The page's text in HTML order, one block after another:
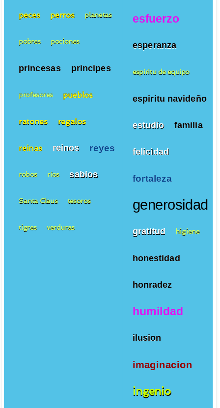
esfuerzo
esperanza
espiritu de equipo
espiritu navideño
estudio familia
felicidad
fortaleza
generosidad
gratitud higiene
honestidad
honradez
humildad
ilusion
imaginacion
ingenio
peces perros planetas
pobres pociones
princesas principes
profesores pueblos
ratones regalos
reinas reinos reyes
robos ríos sabios
Santa Claus tesoros
tigres verduras